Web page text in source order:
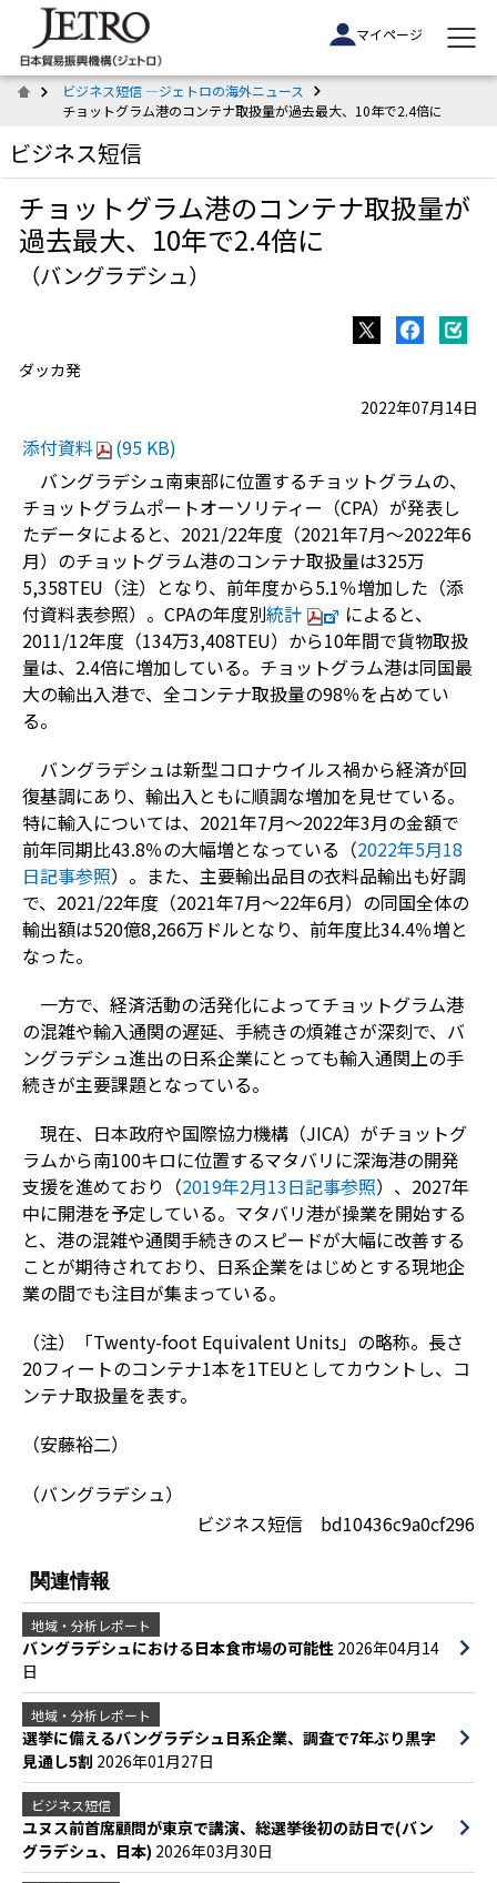
マイページ
ビジネス短信 ―ジェトロの海外ニュース
チョットグラム港のコンテナ取扱量が過去最大、10年で2.4倍に
ビジネス短信
チョットグラム港のコンテナ取扱量が
過去最大、10年で2.4倍に
（バングラデシュ）
ダッカ発
2022年07月14日
添付資料
(95 KB)
バングラデシュ南東部に位置するチョットグラムの、
チョットグラムポートオーソリティー（CPA）が発表し
たデータによると、2021/22年度（2021年7月～2022年6
月）のチョットグラム港のコンテナ取扱量は325万
5,358TEU（注）となり、前年度から5.1％増加した（添
付資料表参照）。CPAの年度別統計
によると、
2011/12年度（134万3,408TEU）から10年間で貨物取扱
量は、2.4倍に増加している。チョットグラム港は同国最
大の輸出入港で、全コンテナ取扱量の98％を占めてい
る。
バングラデシュは新型コロナウイルス禍から経済が回
復基調にあり、輸出入ともに順調な増加を見せている。
特に輸入については、2021年7月～2022年3月の金額で
前年同期比43.8％の大幅増となっている（2022年5月18
日記事参照）。また、主要輸出品目の衣料品輸出も好調
で、2021/22年度 （2021年7月～22年6月）の同国全体の
輸出額は520億8,266万ドルとなり、前年度比34.4％増と
なった。
一方で、経済活動の活発化によってチョットグラム港
の混雑や輸入通関の遅延、手続きの煩雑さが深刻で、バ
ングラデシュ進出の日系企業にとっても輸入通関上の手
続きが主要課題となっている。
現在、日本政府や国際協力機構（JICA）がチョットグ
ラムから南100キロに位置するマタバリに深海港の開発
支援を進めており（2019年2月13日記事参照）、2027年
中に開港を予定している。マタバリ港が操業を開始する
と、港の混雑や通関手続きのスピードが大幅に改善する
ことが期待されており、日系企業をはじめとする現地企
業の間でも注目が集まっている。
（注）「Twenty-foot Equivalent Units」の略称。長さ
20フィートのコンテナ1本を1TEUとしてカウントし、コ
ンテナ取扱量を表す。
（安藤裕二）
（バングラデシュ）
ビジネス短信 bd10436c9a0cf296
関連情報
地域・分析レポート
バングラデシュにおける日本食市場の可能性 2026年04月14
日
地域・分析レポート
選挙に備えるバングラデシュ日系企業、調査で7年ぶり黒字
見通し5割 2026年01月27日
ビジネス短信
ユヌス前首席顧問が東京で講演、総選挙後初の訪日で(バン
グラデシュ、日本) 2026年03月30日